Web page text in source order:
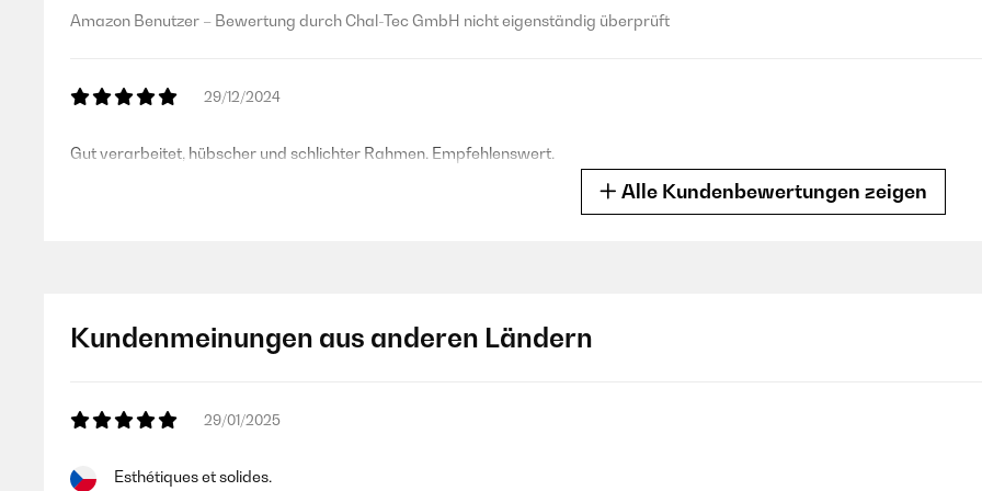
Amazon Benutzer – Bewertung durch Chal-Tec GmbH nicht eigenständig überprüft
29/12/2024
Gut verarbeitet, hübscher und schlichter Rahmen. Empfehlenswert.
Amazon Benutzer – Bewertung durch Chal-Tec GmbH nicht eigenständig überprüft
Die Rahmen sehen gut aus, v.a. im Vergleich zu anderen Rahmen zum basteln, welche nur aus einer dünnen Pressspahnplatte
Amazon Benutzer – Bewertung durch Chal-Tec GmbH nicht eigenständig überprüft
Alle Kundenbewertungen zeigen
Kundenmeinungen aus anderen Ländern
29/01/2025
Esthétiques et solides.